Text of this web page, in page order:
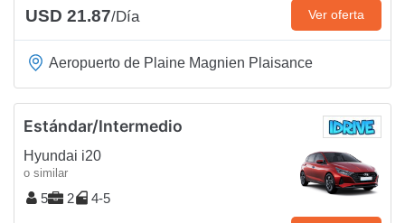
USD 21.87/Día Ver oferta
Aeropuerto de Plaine Magnien Plaisance
Estándar/Intermedio
Hyundai i20
o similar
5 2 4-5